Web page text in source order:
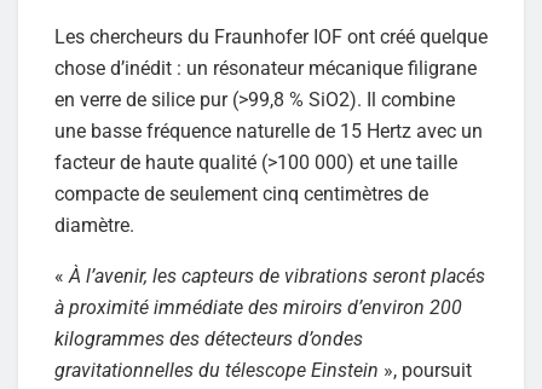
Les chercheurs du Fraunhofer IOF ont créé quelque
chose d’inédit : un résonateur mécanique filigrane
en verre de silice pur (>99,8 % SiO2). Il combine
une basse fréquence naturelle de 15 Hertz avec un
facteur de haute qualité (>100 000) et une taille
compacte de seulement cinq centimètres de
diamètre.
«À l’avenir, les capteurs de vibrations seront placés
à proximité immédiate des miroirs d’environ 200
kilogrammes des détecteurs d’ondes
gravitationnelles du télescope Einstein », poursuit